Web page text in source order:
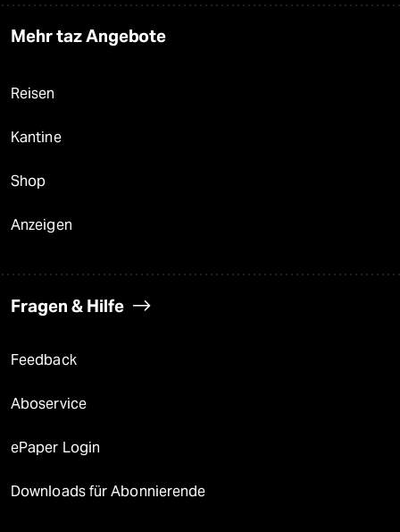
Mehr taz Angebote
Reisen
Kantine
Shop
Anzeigen
Fragen & Hilfe
Feedback
Aboservice
ePaper Login
Downloads für Abonnierende